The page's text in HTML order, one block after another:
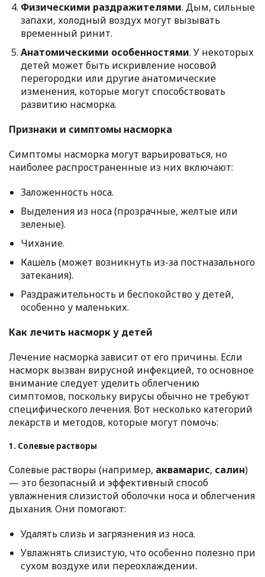
Физическими раздражителями. Дым, сильные
запахи, холодный воздух могут вызывать
временный ринит.
Анатомическими особенностями. У некоторых
детей может быть искривление носовой
перегородки или другие анатомические
изменения, которые могут способствовать
развитию насморка.
Признаки и симптомы насморка
Симптомы насморка могут варьироваться, но
наиболее распространенные из них включают:
Заложенность носа.
Выделения из носа (прозрачные, желтые или
зеленые).
Чихание.
Кашель (может возникнуть из-за постназального
затекания).
Раздражительность и беспокойство у детей,
особенно у маленьких.
Как лечить насморк у детей
Лечение насморка зависит от его причины. Если
насморк вызван вирусной инфекцией, то основное
внимание следует уделить облегчению
симптомов, поскольку вирусы обычно не требуют
специфического лечения. Вот несколько категорий
лекарств и методов, которые могут помочь:
1. Солевые растворы
Солевые растворы (например, аквамарис, салин)
— это безопасный и эффективный способ
увлажнения слизистой оболочки носа и облегчения
дыхания. Они помогают:
Удалять слизь и загрязнения из носа.
Увлажнять слизистую, что особенно полезно при
сухом воздухе или переохлаждении.